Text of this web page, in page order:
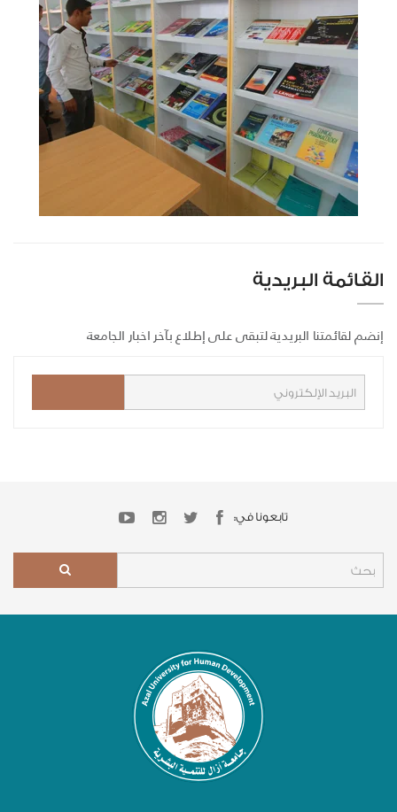
القائمة البريدية
إنضم لقائمتنا البريدية لتبقى على إطلاع بآخر اخبار الجامعة
تابعونا في: